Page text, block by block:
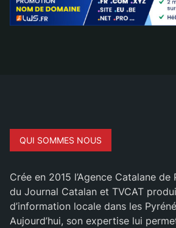
QUI SOMMES NOUS
Crée en 2015 l’Agence Catalane
du Journal Catalan et TVCAT
d’information locale dans les
Aujourd’hui, son expertise lui